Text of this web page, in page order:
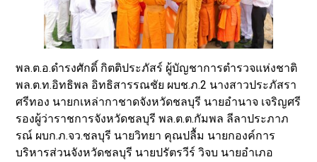
พล.ต.อ.ดำรงศักดิ์ กิตติประภัสร์ ผู้บัญชาการตำรวจแห่งชาติ
พล.ต.ท.อิทธิพล อิทธิสารรณชัย ผบช.ภ.2 นางสาวประภัสรา
ศรีทอง นายกเหล่ากาชาดจังหวัดชลบุรี นายอำนาจ เจริญศรี
รองผู้ว่าราชการจังหวัดชลบุรี พล.ต.ต.กัมพล ลีลาประภาภ
รณ์ ผบก.ภ.จว.ชลบุรี นายวิทยา คุณปลื้ม นายกองค์การ
บริหารส่วนจังหวัดชลบุรี นายปรัตรวีร์ วิจบ นายอำเภอ